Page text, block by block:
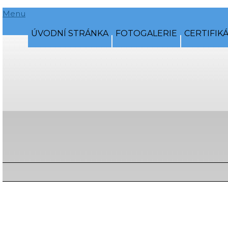
Menu
ÚVODNÍ STRÁNKA FOTOGALERIE